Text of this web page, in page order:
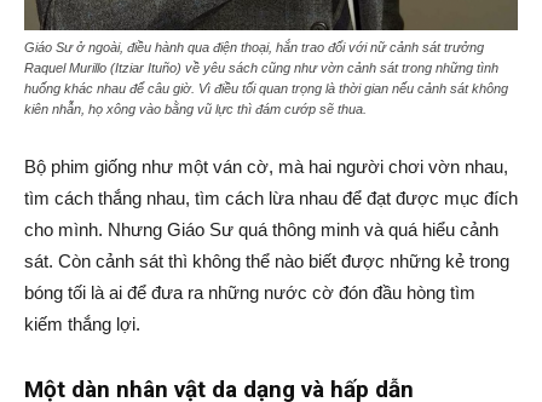
Giáo Sư ở ngoài, điều hành qua điện thoại, hắn trao đổi với nữ cảnh sát trưởng
Raquel Murillo (Itziar Ituño) về yêu sách cũng như vờn cảnh sát trong những tình
huống khác nhau để câu giờ. Vì điều tối quan trọng là thời gian nếu cảnh sát không
kiên nhẫn, họ xông vào bằng vũ lực thì đám cướp sẽ thua.
Bộ phim giống như một ván cờ, mà hai người chơi vờn nhau,
tìm cách thắng nhau, tìm cách lừa nhau để đạt được mục đích
cho mình. Nhưng Giáo Sư quá thông minh và quá hiểu cảnh
sát. Còn cảnh sát thì không thể nào biết được những kẻ trong
bóng tối là ai để đưa ra những nước cờ đón đầu hòng tìm
kiếm thắng lợi.
Một dàn nhân vật da dạng và hấp dẫn